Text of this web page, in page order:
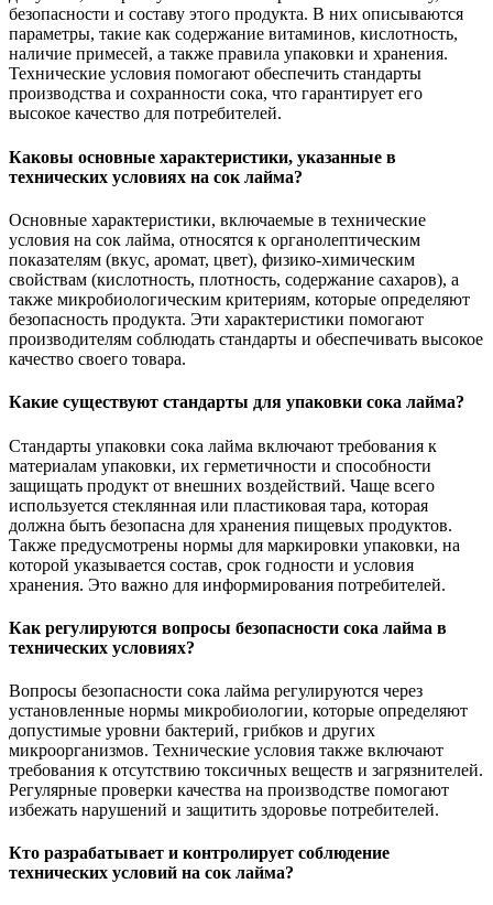
безопасности и составу этого продукта. В них описываются
параметры, такие как содержание витаминов, кислотность,
наличие примесей, а также правила упаковки и хранения.
Технические условия помогают обеспечить стандарты
производства и сохранности сока, что гарантирует его
высокое качество для потребителей.
Каковы основные характеристики, указанные в
технических условиях на сок лайма?
Основные характеристики, включаемые в технические
условия на сок лайма, относятся к органолептическим
показателям (вкус, аромат, цвет), физико-химическим
свойствам (кислотность, плотность, содержание сахаров), а
также микробиологическим критериям, которые определяют
безопасность продукта. Эти характеристики помогают
производителям соблюдать стандарты и обеспечивать высокое
качество своего товара.
Какие существуют стандарты для упаковки сока лайма?
Стандарты упаковки сока лайма включают требования к
материалам упаковки, их герметичности и способности
защищать продукт от внешних воздействий. Чаще всего
используется стеклянная или пластиковая тара, которая
должна быть безопасна для хранения пищевых продуктов.
Также предусмотрены нормы для маркировки упаковки, на
которой указывается состав, срок годности и условия
хранения. Это важно для информирования потребителей.
Как регулируются вопросы безопасности сока лайма в
технических условиях?
Вопросы безопасности сока лайма регулируются через
установленные нормы микробиологии, которые определяют
допустимые уровни бактерий, грибков и других
микроорганизмов. Технические условия также включают
требования к отсутствию токсичных веществ и загрязнителей.
Регулярные проверки качества на производстве помогают
избежать нарушений и защитить здоровье потребителей.
Кто разрабатывает и контролирует соблюдение
технических условий на сок лайма?